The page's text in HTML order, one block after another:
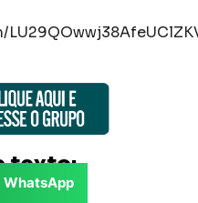
texto:
WhatsApp